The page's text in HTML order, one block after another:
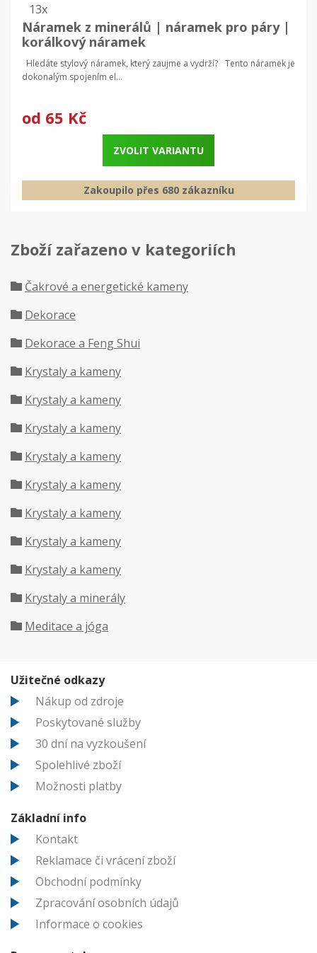
13x
Náramek z minerálů | náramek pro páry |
korálkový náramek
Hledáte stylový náramek, který zaujme a vydrží? Tento náramek je
dokonalým spojením el...
od 65 Kč
ZVOLIT VARIANTU
Zakoupilo přes 680 zákazníku
Zboží zařazeno v kategoriích
Čakrové a energetické kameny
Dekorace
Dekorace a Feng Shui
Krystaly a kameny
Krystaly a kameny
Krystaly a kameny
Krystaly a kameny
Krystaly a kameny
Krystaly a kameny
Krystaly a kameny
Krystaly a kameny
Krystaly a minerály
Meditace a jóga
Užitečné odkazy
Nákup od zdroje
Poskytované služby
30 dní na vyzkoušení
Spolehlivé zboží
Možnosti platby
Základní info
Kontakt
Reklamace či vrácení zboží
Obchodní podmínky
Zpracování osobních údajů
Informace o cookies